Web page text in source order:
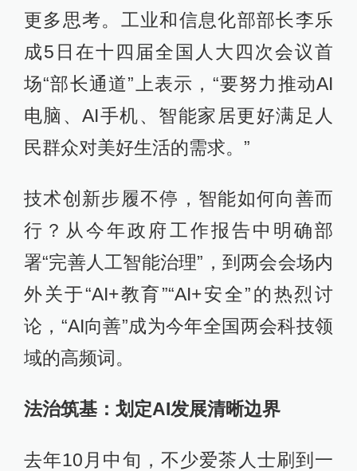
更多思考。工业和信息化部部长李乐
成5日在十四届全国人大四次会议首
场“部长通道”上表示，“要努力推动AI
电脑、AI手机、智能家居更好满足人
民群众对美好生活的需求。”
技术创新步履不停，智能如何向善而
行？从今年政府工作报告中明确部
署“完善人工智能治理”，到两会会场内
外关于“AI+教育”“AI+安全”的热烈讨
论，“AI向善”成为今年全国两会科技领
域的高频词。
法治筑基：划定AI发展清晰边界
去年10月中旬，不少爱茶人士刷到一